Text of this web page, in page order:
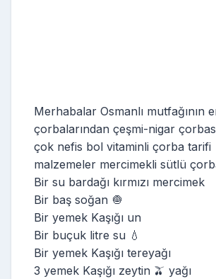
Merhabalar Osmanlı mutfağının
çorbalarından çeşmi-nigar
çok nefis bol vitaminli çorba tarifi
malzemeler mercimekli sütlü
Bir su bardağı kırmızı mercimek
Bir baş soğan 🧅
Bir yemek Kaşığı un
Bir buçuk litre su 💧
Bir yemek Kaşığı tereyağı
3 yemek Kaşığı zeytin 🫒 yağı